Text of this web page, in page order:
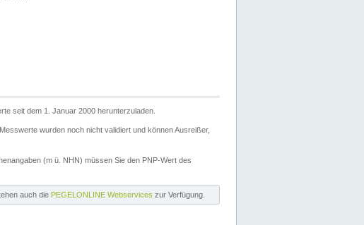
seit dem 1. Januar 2000 herunterzuladen.
Messwerte wurden noch nicht validiert und können Ausreißer,
(m ü. NHN) müssen Sie den PNP-Wert des
auch die PEGELONLINE Webservices zur Verfügung.